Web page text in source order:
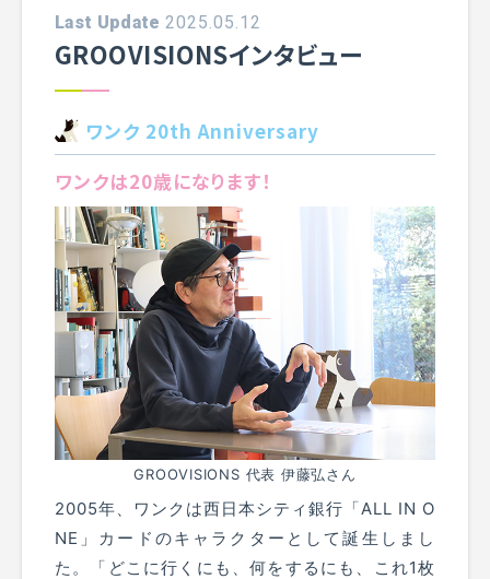
Last Update 2025.05.12
GROOVISIONSインタビュー
ワンク 20th Anniversary
ワンクは20歳になります！
GROOVISIONS 代表 伊藤弘さん
2005年、ワンクは西日本シティ銀行「ALL IN O
NE」カードのキャラクターとして誕生しまし
た。「どこに行くにも、何をするにも、これ1枚